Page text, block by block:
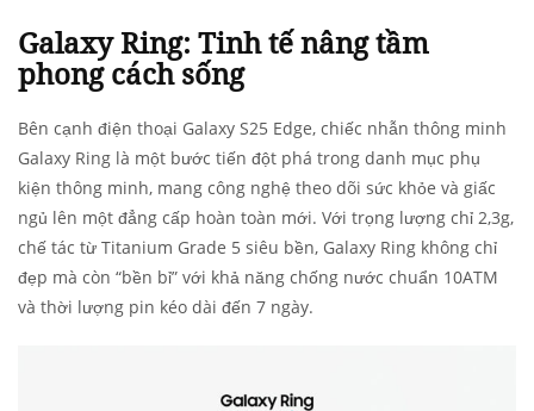
Galaxy Ring: Tinh tế nâng tầm
phong cách sống
Bên cạnh điện thoại Galaxy S25 Edge, chiếc nhẫn thông minh
Galaxy Ring là một bước tiến đột phá trong danh mục phụ
kiện thông minh, mang công nghệ theo dõi sức khỏe và giấc
ngủ lên một đẳng cấp hoàn toàn mới. Với trọng lượng chỉ 2,3g,
chế tác từ Titanium Grade 5 siêu bền, Galaxy Ring không chỉ
đẹp mà còn “bền bỉ” với khả năng chống nước chuẩn 10ATM
và thời lượng pin kéo dài đến 7 ngày.